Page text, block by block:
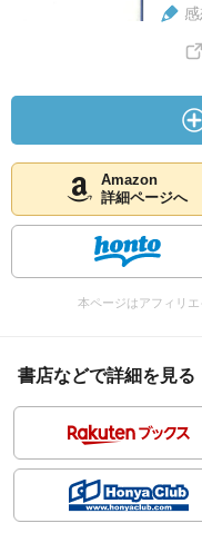
Amazon
詳細ページへ
本ページはアフィリ
書店などで詳細を見る